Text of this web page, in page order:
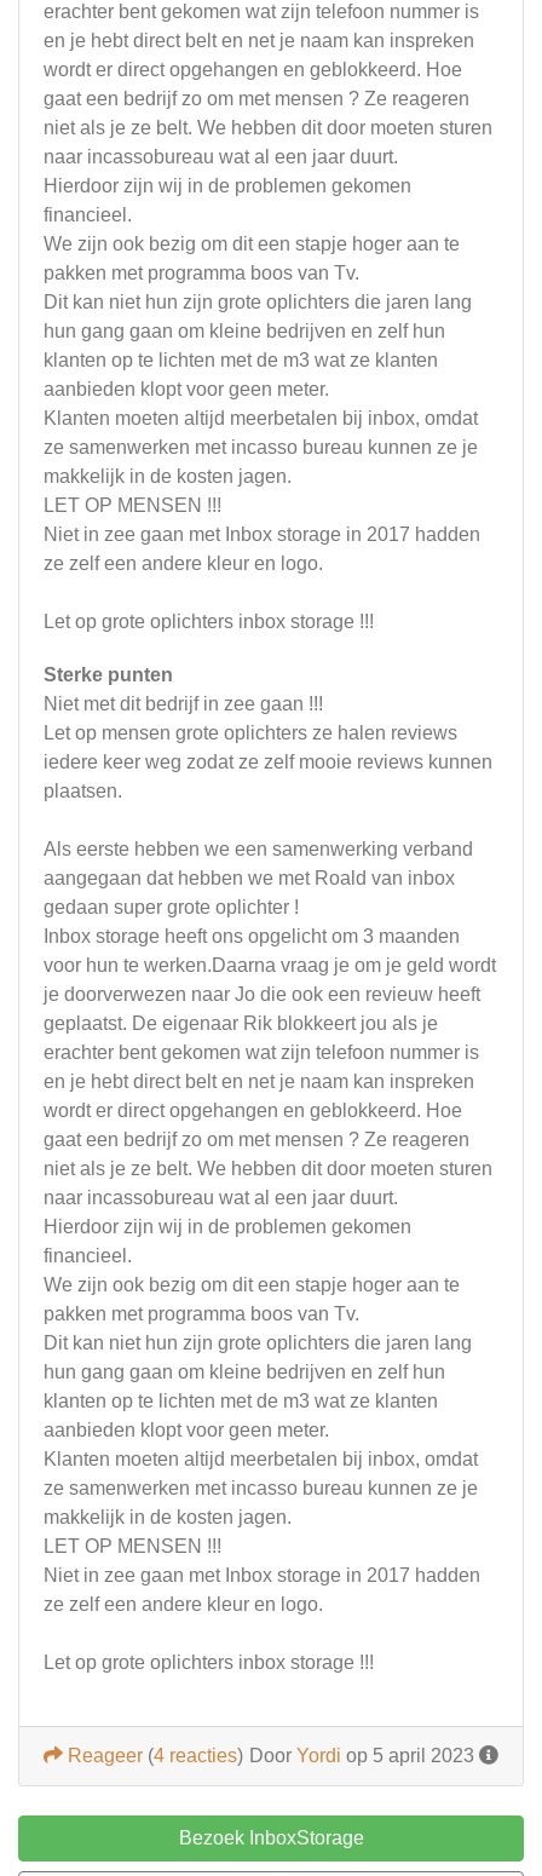
erachter bent gekomen wat zijn telefoon nummer is
en je hebt direct belt en net je naam kan inspreken
wordt er direct opgehangen en geblokkeerd. Hoe
gaat een bedrijf zo om met mensen ? Ze reageren
niet als je ze belt. We hebben dit door moeten sturen
naar incassobureau wat al een jaar duurt.
Hierdoor zijn wij in de problemen gekomen
financieel.
We zijn ook bezig om dit een stapje hoger aan te
pakken met programma boos van Tv.
Dit kan niet hun zijn grote oplichters die jaren lang
hun gang gaan om kleine bedrijven en zelf hun
klanten op te lichten met de m3 wat ze klanten
aanbieden klopt voor geen meter.
Klanten moeten altijd meerbetalen bij inbox, omdat
ze samenwerken met incasso bureau kunnen ze je
makkelijk in de kosten jagen.
LET OP MENSEN !!!
Niet in zee gaan met Inbox storage in 2017 hadden
ze zelf een andere kleur en logo.
Let op grote oplichters inbox storage !!!
Sterke punten
Niet met dit bedrijf in zee gaan !!!
Let op mensen grote oplichters ze halen reviews
iedere keer weg zodat ze zelf mooie reviews kunnen
plaatsen.
Als eerste hebben we een samenwerking verband
aangegaan dat hebben we met Roald van inbox
gedaan super grote oplichter !
Inbox storage heeft ons opgelicht om 3 maanden
voor hun te werken.Daarna vraag je om je geld wordt
je doorverwezen naar Jo die ook een revieuw heeft
geplaatst. De eigenaar Rik blokkeert jou als je
erachter bent gekomen wat zijn telefoon nummer is
en je hebt direct belt en net je naam kan inspreken
wordt er direct opgehangen en geblokkeerd. Hoe
gaat een bedrijf zo om met mensen ? Ze reageren
niet als je ze belt. We hebben dit door moeten sturen
naar incassobureau wat al een jaar duurt.
Hierdoor zijn wij in de problemen gekomen
financieel.
We zijn ook bezig om dit een stapje hoger aan te
pakken met programma boos van Tv.
Dit kan niet hun zijn grote oplichters die jaren lang
hun gang gaan om kleine bedrijven en zelf hun
klanten op te lichten met de m3 wat ze klanten
aanbieden klopt voor geen meter.
Klanten moeten altijd meerbetalen bij inbox, omdat
ze samenwerken met incasso bureau kunnen ze je
makkelijk in de kosten jagen.
LET OP MENSEN !!!
Niet in zee gaan met Inbox storage in 2017 hadden
ze zelf een andere kleur en logo.
Let op grote oplichters inbox storage !!!
Door Yordi op 5 april 2023
Reageer (4 reacties)
Bezoek InboxStorage